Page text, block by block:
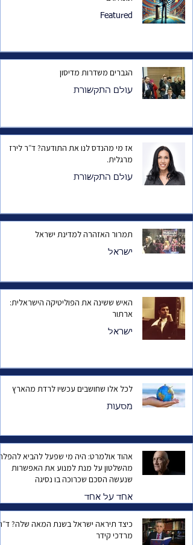
Featured
הגברים משדרות מדיסון
עולם התקשורת
אז מי מהנדס לנו את התודעה? ד״ר לירז
מרגלית.
עולם התקשורת
תמרור האזהרה למדינת ישראל
ישראל
האיש ששינה את הפוליטיקה הישראלית:
ארתור
ישראל
לכל אלו שחושבים עכשיו לרדת מהארץ
מסעות
אהוד אולמרט: היה מי שפעל להביא
מהשלטון על מנת למנוע את האפשרות
שנעשה הסכם שכרוכה בו נסיגה
אחד על אחד
כיצד תיראה ישראל בשנת המאה
מרדכי קידר